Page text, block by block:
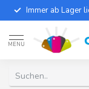
Immer ab Lager
MENU